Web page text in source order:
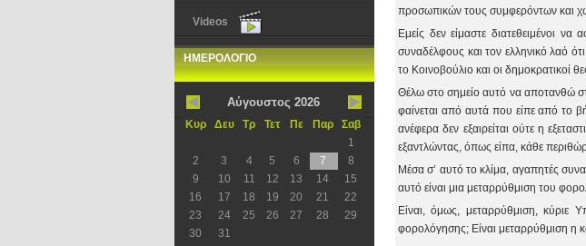
Videos
ΗΜΕΡΟΛΟΓΙΟ
Αύγουστος 2026
Κυρ Δευ Τρ Τετ Πε Παρ
Σαβ
1
2
3 4 5 6 7
8
9
10 11 12 13 14
15
16
17 18 19 20 21
22
23
24 25 26 27 28
29
30
31
προσωπικών τους συμφερόντων και
Εμείς δεν είμαστε διατεθειμένοι
συναδέλφους και τον ελληνικό λαό
το Κοινοβούλιο και οι δημοκρατικοί
Θέλω στο σημείο αυτό να αποτανθώ
φαίνεται από αυτά που είπε από το
ανέφερα δεν εξαιρείται ούτε η
εξαντλώντας, όπως είπα, κάθε
Μέσα σ’ αυτό το κλίμα, αγαπητές
αυτό είναι μια μεταρρύθμιση του
Είναι, όμως, μεταρρύθμιση, κύριε
φορολόγησης; Είναι μεταρρύθμιση η